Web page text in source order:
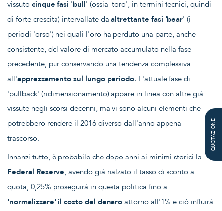
vissuto cinque fasi 'bull' (ossia 'toro', in termini tecnici, quindi
di forte crescita) intervallate da altrettante fasi 'bear' (i
periodi 'orso') nei quali l'oro ha perduto una parte, anche
consistente, del valore di mercato accumulato nella fase
precedente, pur conservando una tendenza complessiva
all'apprezzamento sul lungo periodo. L'attuale fase di
'pullback' (ridimensionamento) appare in linea con altre già
vissute negli scorsi decenni, ma vi sono alcuni elementi che
potrebbero rendere il 2016 diverso dall'anno appena
trascorso.
Innanzi tutto, è probabile che dopo anni ai minimi storici la
Federal Reserve, avendo già rialzato il tasso di sconto a
quota, 0,25% proseguirà in questa politica fino a
'normalizzare' il costo del denaro attorno all'1% e ciò influirà
QUOTAZIONE